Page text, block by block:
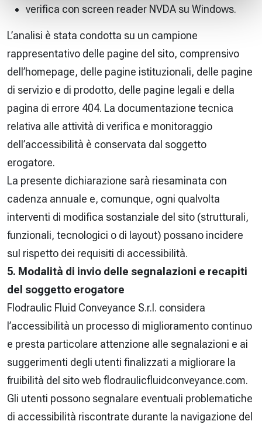
verifica con screen reader NVDA su Windows.
L’analisi è stata condotta su un campione
rappresentativo delle pagine del sito, comprensivo
dell’homepage, delle pagine istituzionali, delle pagine
di servizio e di prodotto, delle pagine legali e della
pagina di errore 404. La documentazione tecnica
relativa alle attività di verifica e monitoraggio
dell’accessibilità è conservata dal soggetto
erogatore.
La presente dichiarazione sarà riesaminata con
cadenza annuale e, comunque, ogni qualvolta
interventi di modifica sostanziale del sito (strutturali,
funzionali, tecnologici o di layout) possano incidere
sul rispetto dei requisiti di accessibilità.
5. Modalità di invio delle segnalazioni e recapiti
del soggetto erogatore
Flodraulic Fluid Conveyance S.r.l. considera
l’accessibilità un processo di miglioramento continuo
e presta particolare attenzione alle segnalazioni e ai
suggerimenti degli utenti finalizzati a migliorare la
fruibilità del sito web flodraulicfluidconveyance.com.
Gli utenti possono segnalare eventuali problematiche
di accessibilità riscontrate durante la navigazione del